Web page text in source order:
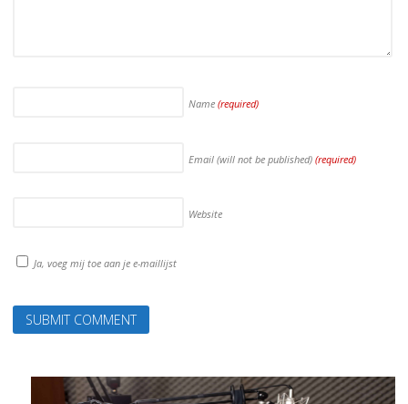
Name (required)
Email (will not be published) (required)
Website
Ja, voeg mij toe aan je e-maillijst